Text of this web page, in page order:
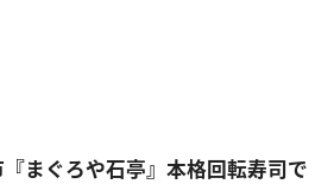
まぐろや石亭』本格回転寿司で